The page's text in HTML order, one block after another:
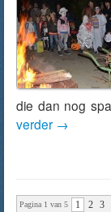
die dan nog
verder →
Pagina 1 van 5 1 2 3